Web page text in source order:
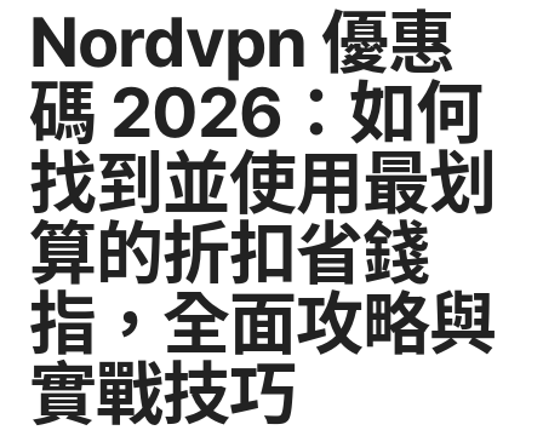
Nordvpn 優惠
碼 2026：如何
找到並使用最划
算的折扣省錢
指，全面攻略與
實戰技巧